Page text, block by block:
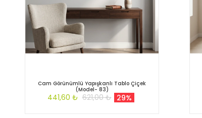
Cam Görünümlü Yapışkanlı Tablo Çiçek
(Model- 83)
441,60 ₺ 621,00 ₺ 29%